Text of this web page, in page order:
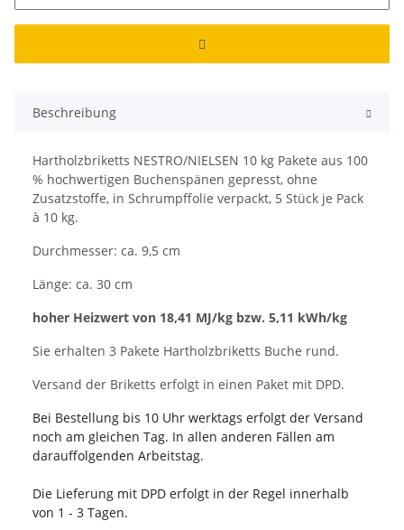
Beschreibung
Hartholzbriketts NESTRO/NIELSEN 10 kg Pakete aus 100
% hochwertigen Buchenspänen gepresst, ohne
Zusatzstoffe, in Schrumpffolie verpackt, 5 Stück je Pack
à 10 kg.
Durchmesser: ca. 9,5 cm
Länge: ca. 30 cm
hoher Heizwert von 18,41 MJ/kg bzw. 5,11 kWh/kg
Sie erhalten 3 Pakete Hartholzbriketts Buche rund.
Versand der Briketts erfolgt in einen Paket mit DPD.
Bei Bestellung bis 10 Uhr werktags erfolgt der Versand
noch am gleichen Tag. In allen anderen Fällen am
darauffolgenden Arbeitstag.
Die Lieferung mit DPD erfolgt in der Regel innerhalb
von 1 - 3 Tagen.